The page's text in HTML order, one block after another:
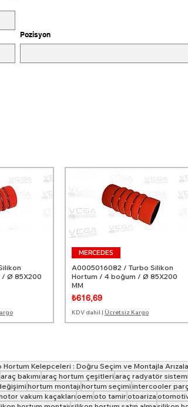
Pozisyon
/ Ø 85X200
MERCEDES
A0005016082 / Turbo Silikon
Hortum / 4 boğum / Ø 85X200
MM
Fiyat
₺616,69
KDV dahil | Ücretsiz Kargo
Hortum Kelepceleri : Doğru Seçim ve Montajla
araç bakımı araç hortum çeşitleri araç radyatör sistemi
hortum montajı hortum seçimi intercooler
vakum kaçakları oem oto tamirotoariza